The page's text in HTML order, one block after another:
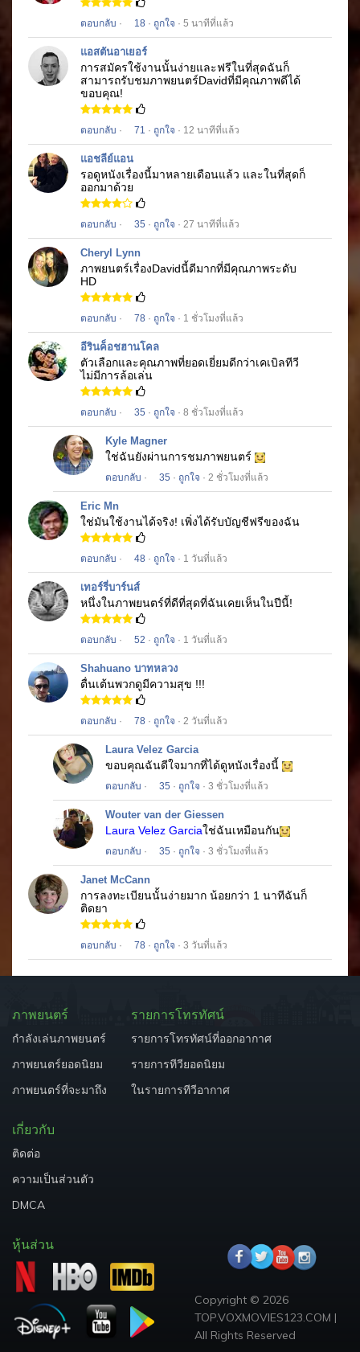
ตอบกลับ · 18 · ถูกใจ · 5 นาทีที่แล้ว
แอสตันอาเยอร์
การสมัครใช้งานนั้นง่ายและฟรีในที่สุดฉันก็
สามารถรับชมภาพยนตร์Davidที่มีคุณภาพดีได้
ขอบคุณ!
ตอบกลับ · 71 · ถูกใจ · 12 นาทีที่แล้ว
แอชลีย์แอน
รอดูหนังเรื่องนี้มาหลายเดือนแล้ว และในที่สุดก็
ออกมาด้วย
ตอบกลับ · 35 · ถูกใจ · 27 นาทีที่แล้ว
Cheryl Lynn
ภาพยนตร์เรื่องDavidนี้ดีมากที่มีคุณภาพระดับ
HD
ตอบกลับ · 78 · ถูกใจ · 1 ชั่วโมงที่แล้ว
อีรินค็อชฮานโคล
ตัวเลือกและคุณภาพที่ยอดเยี่ยมดีกว่าเคเบิลทีวี
ไม่มีการล้อเล่น
ตอบกลับ · 35 · ถูกใจ · 8 ชั่วโมงที่แล้ว
Kyle Magner
ใช่ฉันยังผ่านการชมภาพยนตร์
ตอบกลับ · 35 · ถูกใจ · 2 ชั่วโมงที่แล้ว
Eric Mn
ใช่มันใช้งานได้จริง! เพิ่งได้รับบัญชีฟรีของฉัน
ตอบกลับ · 48 · ถูกใจ · 1 วันที่แล้ว
เทอร์รี่บาร์นส์
หนึ่งในภาพยนตร์ที่ดีที่สุดที่ฉันเคยเห็นในปีนี้!
ตอบกลับ · 52 · ถูกใจ · 1 วันที่แล้ว
Shahuano บาทหลวง
ตื่นเต้นพวกดูมีความสุข !!!
ตอบกลับ · 78 · ถูกใจ · 2 วันที่แล้ว
Laura Velez Garcia
ขอบคุณฉันดีใจมากที่ได้ดูหนังเรื่องนี้
ตอบกลับ · 35 · ถูกใจ · 3 ชั่วโมงที่แล้ว
Wouter van der Giessen
Laura Velez Garciaใช่ฉันเหมือนกัน
ตอบกลับ · 35 · ถูกใจ · 3 ชั่วโมงที่แล้ว
Janet McCann
การลงทะเบียนนั้นง่ายมาก น้อยกว่า 1 นาทีฉันก็
ติดยา
ตอบกลับ · 78 · ถูกใจ · 3 วันที่แล้ว
ภาพยนตร์
กำลังเล่นภาพยนตร์
ภาพยนตร์ยอดนิยม
ภาพยนตร์ที่จะมาถึง
รายการโทรทัศน์
รายการโทรทัศน์ที่ออกอากาศ
รายการทีวียอดนิยม
ในรายการทีวีอากาศ
เกี่ยวกับ
ติดต่อ
ความเป็นส่วนตัว
DMCA
หุ้นส่วน
Copyright © 2026
TOP.VOXMOVIES123.COM |
All Rights Reserved